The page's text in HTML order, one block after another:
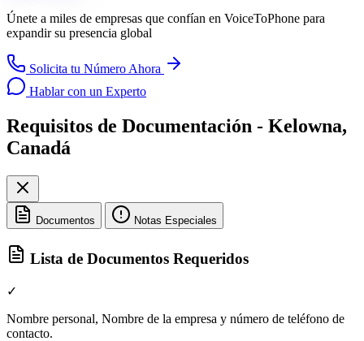
Únete a miles de empresas que confían en VoiceToPhone para
expandir su presencia global
Solicita tu Número Ahora
Hablar con un Experto
Requisitos de Documentación - Kelowna,
Canadá
Documentos Notas Especiales
Lista de Documentos Requeridos
✓
Nombre personal, Nombre de la empresa y número de teléfono de
contacto.